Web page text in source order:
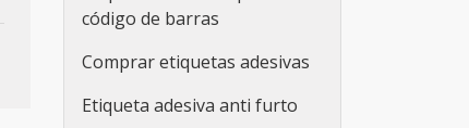
código de barras
Comprar etiquetas adesivas
Etiqueta adesiva anti furto